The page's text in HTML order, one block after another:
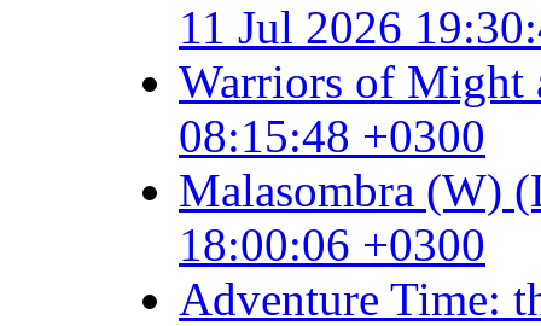
11 Jul 2026
Warriors of Might
08:15:48 +0300
Malasombra (W)
18:00:06 +0300
Adventure Time: